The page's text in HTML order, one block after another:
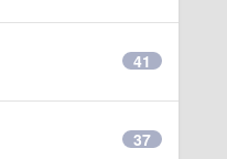
41
37